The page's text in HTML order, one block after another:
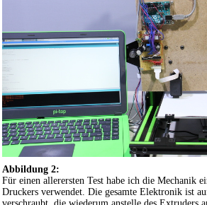
Abbildung 2:
Für einen allerersten Test habe ich die Mechanik
Druckers verwendet. Die gesamte Elektronik ist